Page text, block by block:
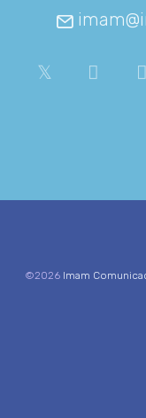
©2026 Imam